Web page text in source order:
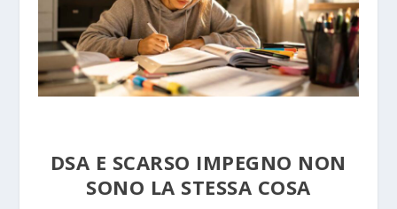
DSA E SCARSO IMPEGNO NON
SONO LA STESSA COSA